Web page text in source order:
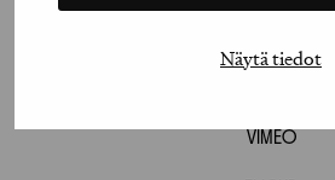
Näytä tiedot
VIMEO